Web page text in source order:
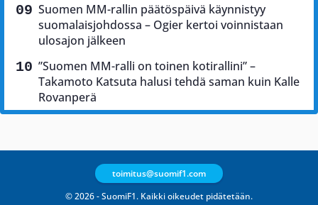
Suomen MM-rallin päätöspäivä käynnistyy
suomalaisjohdossa – Ogier kertoi voinnistaan
ulosajon jälkeen
”Suomen MM-ralli on toinen kotirallini” –
Takamoto Katsuta halusi tehdä saman kuin Kalle
Rovanperä
© 2026 - SuomiF1. Kaikki oikeudet pidätetään.
toimitus@suomif1.com